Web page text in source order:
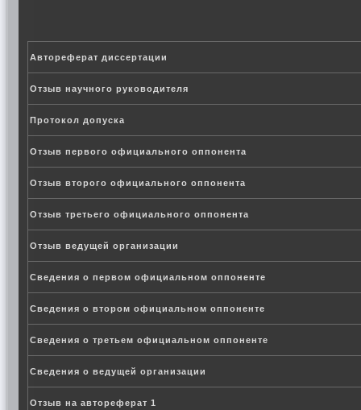
Автореферат диссертации
Отзыв научного руководителя
Протокол допуска
Отзыв первого официального оппонента
Отзыв второго официального оппонента
Отзыв третьего официального оппонента
Отзыв ведущей организации
Сведения о первом официальном оппоненте
Сведения о втором официальном оппоненте
Сведения о третьем официальном оппоненте
Сведения о ведущей организации
Отзыв на автореферат 1